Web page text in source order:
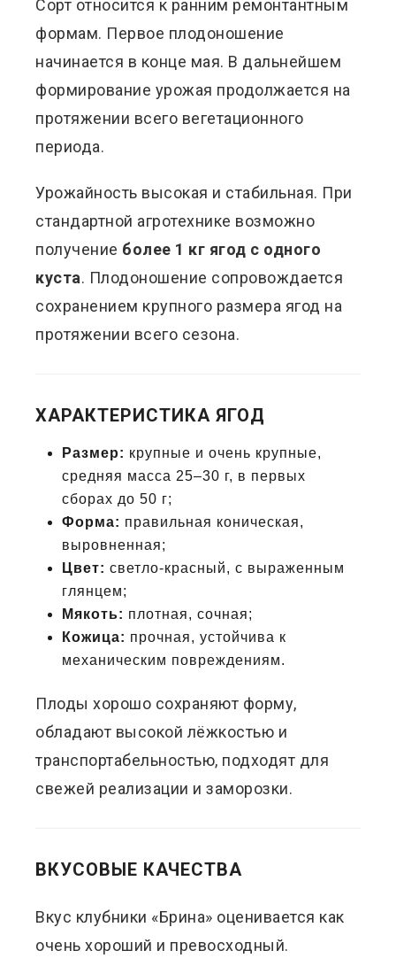
Сорт относится к ранним ремонтантным
формам. Первое плодоношение
начинается в конце мая. В дальнейшем
формирование урожая продолжается на
протяжении всего вегетационного
периода.
Урожайность высокая и стабильная. При
стандартной агротехнике возможно
получение более 1 кг ягод с одного
куста. Плодоношение сопровождается
сохранением крупного размера ягод на
протяжении всего сезона.
ХАРАКТЕРИСТИКА ЯГОД
Размер: крупные и очень крупные,
средняя масса 25–30 г, в первых
сборах до 50 г;
Форма: правильная коническая,
выровненная;
Цвет: светло-красный, с выраженным
глянцем;
Мякоть: плотная, сочная;
Кожица: прочная, устойчива к
механическим повреждениям.
Плоды хорошо сохраняют форму,
обладают высокой лёжкостью и
транспортабельностью, подходят для
свежей реализации и заморозки.
ВКУСОВЫЕ КАЧЕСТВА
Вкус клубники «Брина» оценивается как
очень хороший и превосходный.